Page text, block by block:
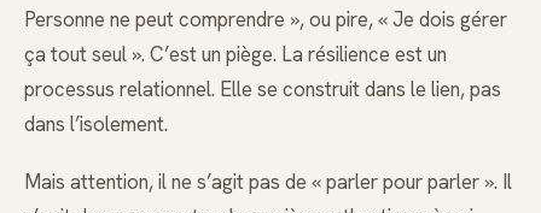
Personne ne peut comprendre », ou pire, « Je dois gérer
ça tout seul ». C’est un piège. La résilience est un
processus relationnel. Elle se construit dans le lien, pas
dans l’isolement.
Mais attention, il ne s’agit pas de « parler pour parler ». Il